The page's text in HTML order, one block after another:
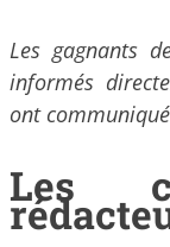
Les gagnants
informés
ont
Les